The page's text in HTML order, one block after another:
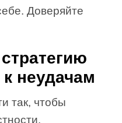
Доверяйте
неудачам
так, чтобы